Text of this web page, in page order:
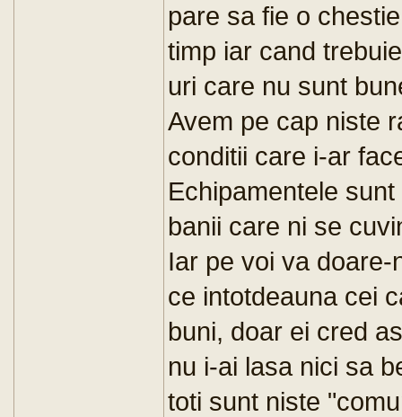
pare sa fie o
timp iar cand
uri care nu sunt
Avem pe cap niste
conditii care i-ar
Echipamentele
banii care ni se
Iar pe voi va
ce intotdeauna cei
buni, doar ei cred
nu i-ai lasa nici sa
toti sunt niste